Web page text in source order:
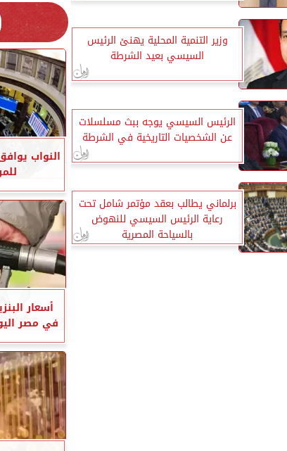
وزير التنمية المحلية يهنئ الرئيس
السيسي بعيد الشرطة
الرئيس السيسي يوجه ببث مسلسلات
عن الشخصيات التاريخية في الشرطة
برلماني يطالب بعقد مؤتمر شامل تحت
رعاية الرئيس السيسي للنهوض
بالسياحة المصرية
النواب
أسعار
في مصر اليوم